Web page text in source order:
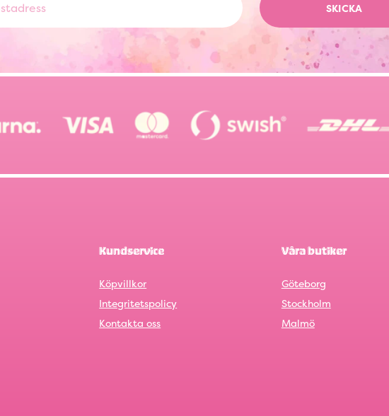
SKICKA
Kundservice
Köpvillkor
Integritetspolicy
Kontakta oss
Våra butiker
Göteborg
Stockholm
Malmö